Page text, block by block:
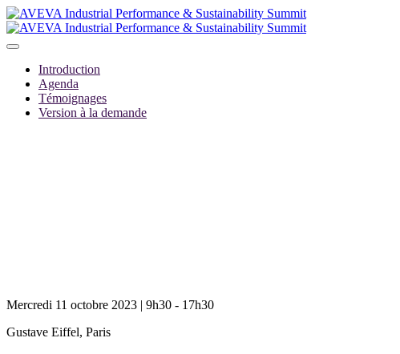
Introduction
Agenda
Témoignages
Version à la demande
Mercredi 11 octobre 2023 | 9h30 - 17h30
Gustave Eiffel, Paris